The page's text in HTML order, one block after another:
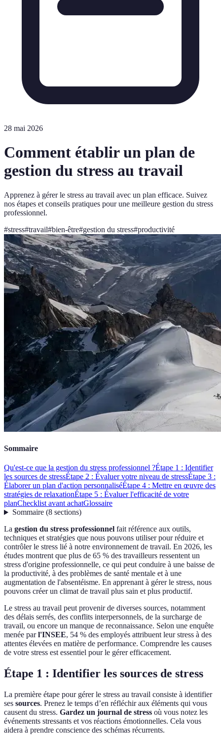
28 mai 2026
Comment établir un plan de
gestion du stress au travail
Apprenez à gérer le stress au travail avec un plan efficace. Suivez
nos étapes et conseils pratiques pour une meilleure gestion du stress
professionnel.
#stress#travail#bien-être#gestion du stress#productivité
Sommaire
Qu'est-ce que la gestion du stress professionnel ?Étape 1 : Identifier
les sources de stressÉtape 2 : Évaluer votre niveau de stressÉtape 3 :
Élaborer un plan d'action personnaliséÉtape 4 : Mettre en œuvre des
stratégies de relaxationÉtape 5 : Évaluer l'efficacité de votre
planChecklist avant achatGlossaire
Sommaire(8 sections)
La gestion du stress professionnel fait référence aux outils,
techniques et stratégies que nous pouvons utiliser pour réduire et
contrôler le stress lié à notre environnement de travail. En 2026, les
études montrent que plus de 65 % des travailleurs ressentent un
stress d'origine professionnelle, ce qui peut conduire à une baisse de
la productivité, à des problèmes de santé mentale et à une
augmentation de l'absentéisme. En apprenant à gérer le stress, nous
pouvons créer un climat de travail plus sain et plus productif.
Le stress au travail peut provenir de diverses sources, notamment
des délais serrés, des conflits interpersonnels, de la surcharge de
travail, ou encore un manque de reconnaissance. Selon une enquête
menée parl'INSEE, 54 % des employés attribuent leur stress à des
attentes élevées en matière de performance. Comprendre les causes
de votre stress est essentiel pour le gérer efficacement.
Étape 1 : Identifier les sources de stress
La première étape pour gérer le stress au travail consiste à identifier
ses sources. Prenez le temps d’en réfléchir aux éléments qui vous
causent du stress. Gardez un journal de stress où vous notez les
événements stressants et vos réactions émotionnelles. Cela vous
aidera à prendre conscience des schémas récurrents.